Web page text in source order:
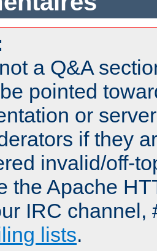
a Q&A
pointed
or
if they
invalid/off-
the Apache
IRC channel,
lists.